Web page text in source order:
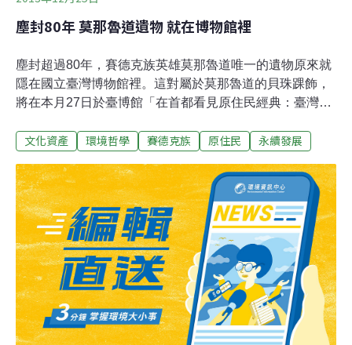
塵封80年 莫那魯道遺物 就在博物館裡
塵封超過80年，賽德克族英雄莫那魯道唯一的遺物原來就
隱在國立臺灣博物館裡。這對屬於莫那魯道的貝珠踝飾，
將在本月27日於臺博館「在首都看見原住民經典：臺灣原
影「賽德克巴萊」描繪，當時馬赫坡社的頭目莫那魯道在
武裝抗日行動，莫那魯道本人在起事失敗後飲彈自殺，相
傳並未留下任何遺物。但臺博館助理研究員吳佰祿日前整
理日本時期「臺灣總督府博物館」的藏品帳冊資料時，赫
然發現其中一筆紀錄為1927-29年間向當時台中州能高郡
馬赫坡社（今南投縣仁愛鄉精英村）購買一對貝珠踝飾，
資料中以日文片假名拼寫的賣者姓名，經比對證實即是莫
那魯道。如同臺博館典藏的12串踝飾，這對貝珠踝飾以白
色硨磲貝珠串間雜少許黑色玻璃珠，以三片方形穿孔貝片
間斷相隔，佩戴時繫於踝部。研究組組長李子寧解說，在
文化資產 環境哲學 賽德克族 原住民 永續發展